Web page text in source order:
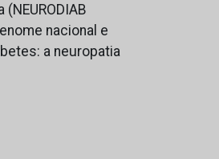
nacional e
a neuropatia